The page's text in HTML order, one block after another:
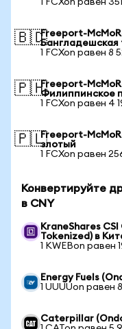
1 FCXon равен
🇧🇩Freeport-
Бангладешская
1 FCXon равен 8
🇵🇭Freeport-
Филиппинское
1 FCXon равен 4
🇵🇱Freeport-
злотый
1 FCXon равен
Конвертируйте
в CNY
KraneShares
Tokenized) в
1 KWEBon равен
Energy Fuels
1 UUUUon равен
Caterpillar